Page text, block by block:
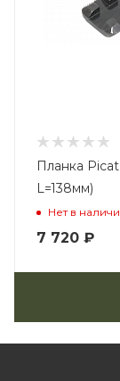
Планка
L=138мм)
Нет в
7 720 ₽